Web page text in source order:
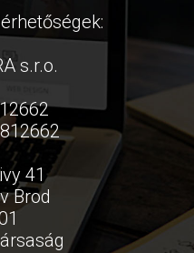
s.r.o.
41
Brod